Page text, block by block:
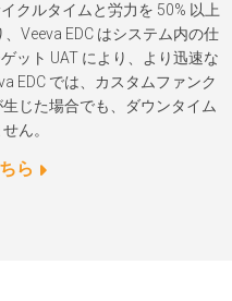
クルタイムと労力を 50% 以上
Veeva EDC はシステム内の仕
ット UAT により、より迅速な
EDC では、カスタムファンク
じた場合でも、ダウンタイム
ん。
ら